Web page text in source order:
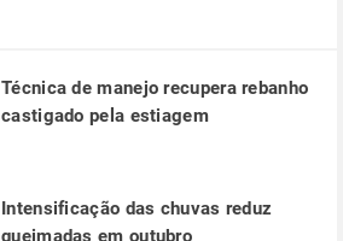
Técnica de manejo recupera rebanho
castigado pela estiagem
Intensificação das chuvas reduz
queimadas em outubro